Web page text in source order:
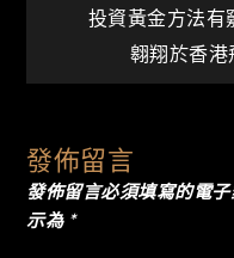
文
章
導
覽
投資黃金方法有
翱翔於香港
發佈留言
發佈留言必須填寫的電
示為 *